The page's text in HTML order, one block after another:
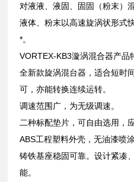
对液液、液固、固固（粉末）
液体、粉末以高速旋涡状形式
*。
VORTEX-KB3漩涡混合器产品
全新款旋涡混台器，适合短时
可，亦能转换连续运转。
调速范围广，为无级调速。
二种标配垫片，可自由选用，
ABS工程塑料外壳，无油漆喷
铸铁基座稳固可靠。设计紧凑
能。